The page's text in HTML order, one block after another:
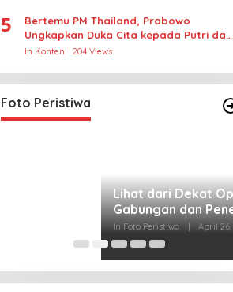
5
Bertemu PM Thailand, Prabowo
Ungkapkan Duka Cita kepada Putri dan
Selamat Ulang Tahun ke Raja Thailand
In Konten 204 Views
Foto Peristiwa
Gabungan dan Penembakan
Senjata Khusus TNI
In Foto Peristiwa |